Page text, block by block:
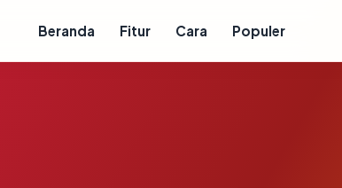
Beranda Fitur Cara Populer